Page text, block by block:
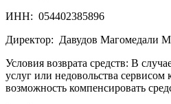
ИНН: 054402385896
Директор: Давудов Магомедали
Условия возврата средств: В
услуг или недовольства сервисом
возможность компенсировать